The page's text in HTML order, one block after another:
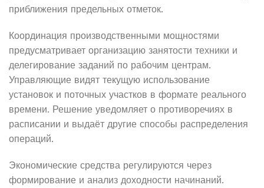
приближения предельных отметок.
Координация производственными мощностями
предусматривает организацию занятости техники и
делегирование заданий по рабочим центрам.
Управляющие видят текущую использование
установок и поточных участков в формате реального
времени. Решение уведомляет о противоречиях в
расписании и выдаёт другие способы распределения
операций.
Экономические средства регулируются через
формирование и анализ доходности начинаний.